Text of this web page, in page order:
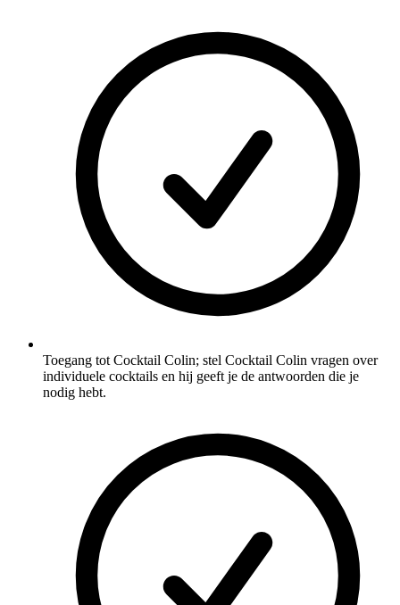
Toegang tot Cocktail Colin; stel Cocktail Colin vragen over
individuele cocktails en hij geeft je de antwoorden die je
nodig hebt.